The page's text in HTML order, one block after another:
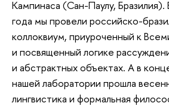
Кампинаса (Сан-Паулу, Бразилия).
года мы провели российско-
коллоквиум, приуроченный к
и посвященный логике
и абстрактных объектах. А в
нашей лаборатории прошла
лингвистика и формальная